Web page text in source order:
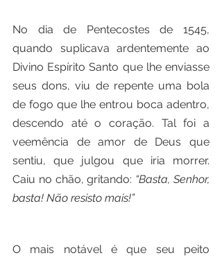
No dia de Pentecostes de 1545,
quando suplicava ardentemente ao
Divino Espírito Santo que lhe enviasse
seus dons, viu de repente uma bola
de fogo que lhe entrou boca adentro,
descendo até o coração. Tal foi a
veemência de amor de Deus que
sentiu, que julgou que iria morrer.
Caiu no chão, gritando: “Basta, Senhor,
basta! Não resisto mais!”
O mais notável é que seu peito